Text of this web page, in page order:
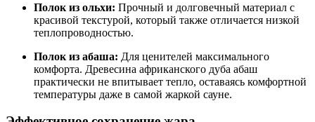
Полок из ольхи: Прочный и долговечный материал с
красивой текстурой, который также отличается низкой
теплопроводностью.
Полок из абаша: Для ценителей максимального
комфорта. Древесина африканского дуба абаш
практически не впитывает тепло, оставаясь комфортной
температуры даже в самой жаркой сауне.